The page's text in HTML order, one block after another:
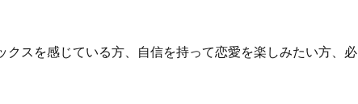
クスを感じている方、自信を持って恋愛を楽しみたい方、必